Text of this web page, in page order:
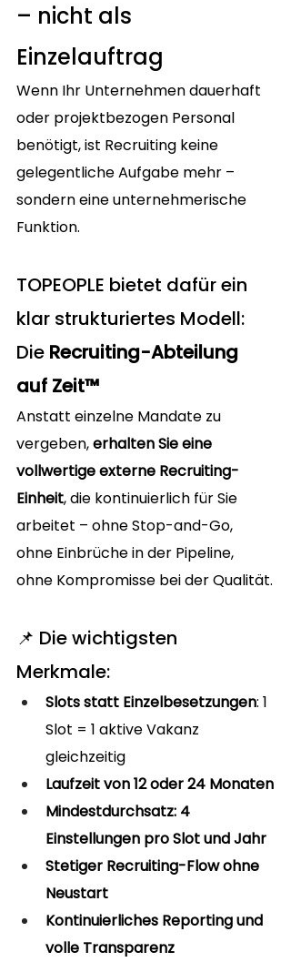
– nicht als
Einzelauftrag
Wenn Ihr Unternehmen dauerhaft
oder projektbezogen Personal
benötigt, ist Recruiting keine
gelegentliche Aufgabe mehr –
sondern eine unternehmerische
Funktion.
TOPEOPLE bietet dafür ein
klar strukturiertes Modell:
Die Recruiting-Abteilung
auf Zeit™
Anstatt einzelne Mandate zu
vergeben, erhalten Sie eine
vollwertige externe Recruiting-
Einheit, die kontinuierlich für Sie
arbeitet – ohne Stop-and-Go,
ohne Einbrüche in der Pipeline,
ohne Kompromisse bei der Qualität.
📌 Die wichtigsten
Merkmale:
Slots statt Einzelbesetzungen: 1
Slot = 1 aktive Vakanz
gleichzeitig
Laufzeit von 12 oder 24 Monaten
Mindestdurchsatz: 4
Einstellungen pro Slot und Jahr
Stetiger Recruiting-Flow ohne
Neustart
Kontinuierliches Reporting und
volle Transparenz